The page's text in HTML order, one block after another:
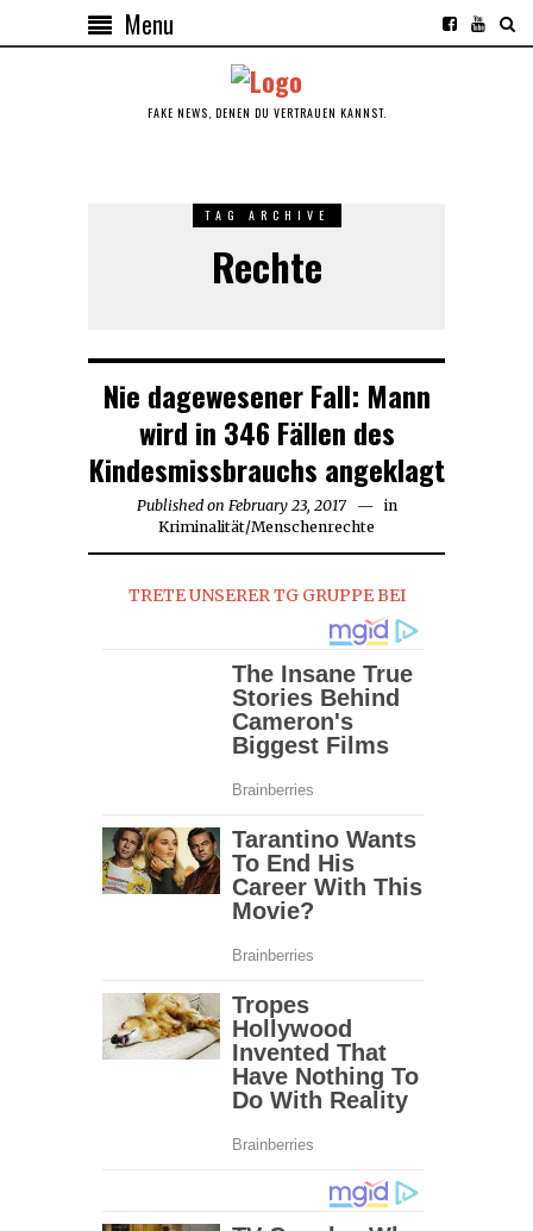
Menu
FAKE NEWS, DENEN DU VERTRAUEN KANNST.
TAG ARCHIVE
Rechte
Nie dagewesener Fall: Mann
wird in 346 Fällen des
Kindesmissbrauchs angeklagt
Published on February 23, 2017
in
Kriminalität/Menschenrechte
TRETE UNSERER TG GRUPPE BEI